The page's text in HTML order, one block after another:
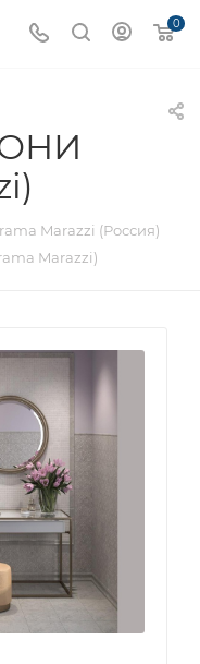
0
Marazzi (Россия)
Marazzi)